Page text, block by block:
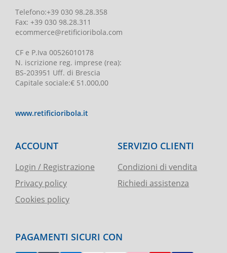
Telefono:+39 030 98.28.358
Fax: +39 030 98.28.311
ecommerce@retificioribola.com
CF e P.Iva 00526010178
N. iscrizione reg. imprese (rea):
BS-203951 Uff. di Brescia
Capitale sociale:€ 51.000,00
www.retificioribola.it
ACCOUNT
Login / Registrazione
Privacy policy
Cookies policy
SERVIZIO CLIENTI
Condizioni di vendita
Richiedi assistenza
PAGAMENTI SICURI CON